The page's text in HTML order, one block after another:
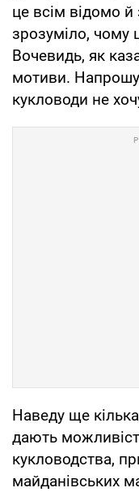
це всім відомо й
зрозуміло, чому
Вочевидь, як
мотиви.
кукловоди не
Наведу ще
дають
кукловодства,
майданівських